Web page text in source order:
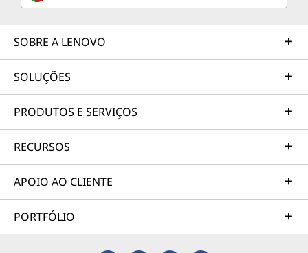
SOBRE A LENOVO
SOLUÇÕES
PRODUTOS E SERVIÇOS
RECURSOS
APOIO AO CLIENTE
PORTFÓLIO